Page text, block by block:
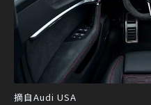
摘自Audi USA